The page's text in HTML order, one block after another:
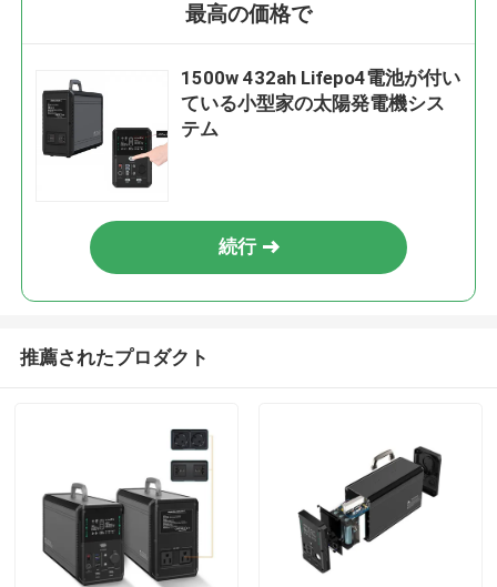
最高の価格で
1500w 432ah Lifepo4電池が付い
ている小型家の太陽発電機シス
テム
続行
推薦されたプロダクト